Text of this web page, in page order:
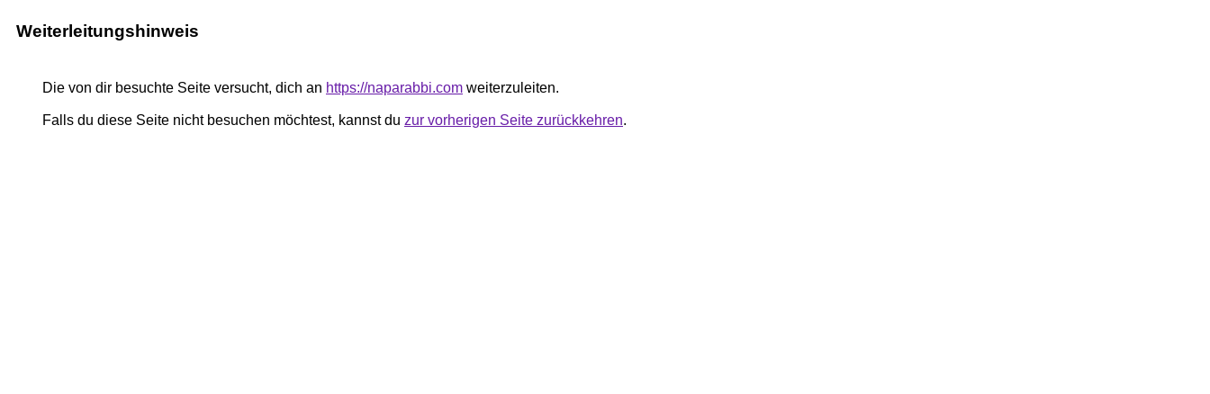
Weiterleitungshinweis
Die von dir besuchte Seite versucht, dich an https://naparabbi.com weiterzuleiten.
Falls du diese Seite nicht besuchen möchtest, kannst du zur vorherigen Seite zurückkehren.